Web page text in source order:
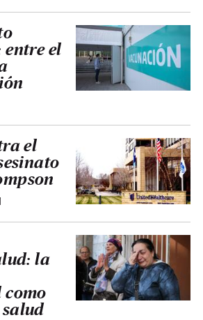
entre el
el
la